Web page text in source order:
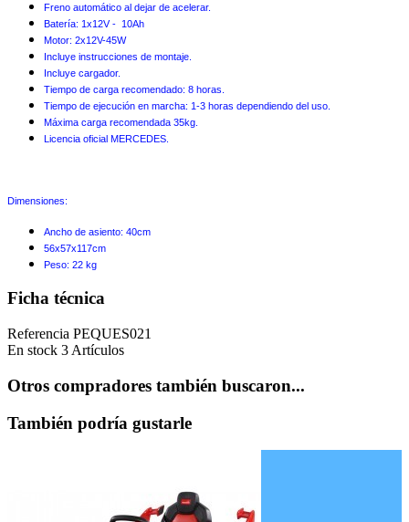
Freno automático al dejar de acelerar.
Batería: 1x12V - 10Ah
Motor: 2x12V-45W
Incluye instrucciones de montaje.
Incluye cargador.
Tiempo de carga recomendado: 8 horas.
Tiempo de ejecución en marcha: 1-3 horas dependiendo del uso.
Máxima carga recomendada 35kg.
Licencia oficial MERCEDES.
Dimensiones:
Ancho de asiento: 40cm
56x57x117cm
Peso: 22 kg
Ficha técnica
Referencia PEQUES021
En stock 3 Artículos
Otros compradores también buscaron...
También podría gustarle